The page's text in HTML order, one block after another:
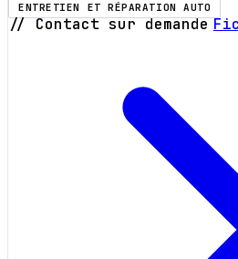
ENTRETIEN ET RÉPARATION AUTO
// Contact sur demande